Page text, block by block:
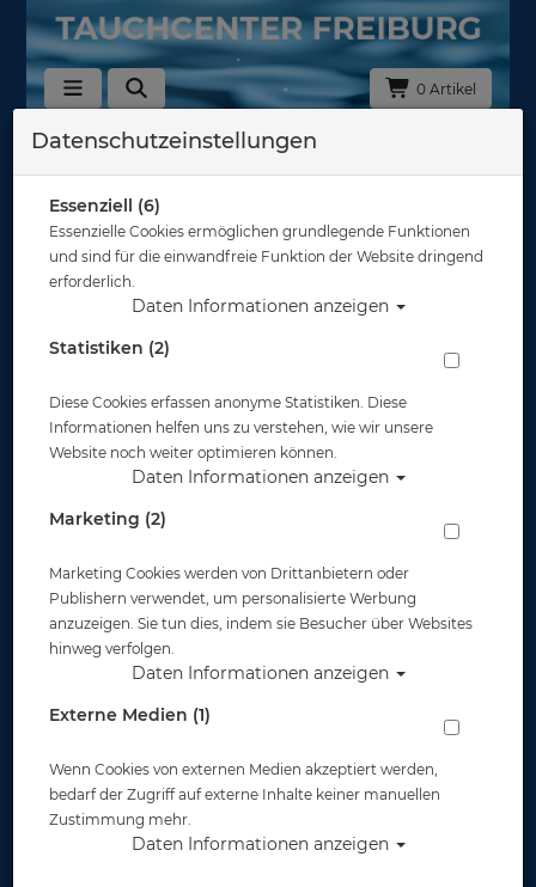
0 Artikel
Zurück
Mares Rash Guard Loose Fit (2017) -
Langarm - Damen #
Artikelnr.: mar-412541master
Datenschutzeinstellungen
Essenziell (6)
Essenzielle Cookies ermöglichen grundlegende Funktionen
und sind für die einwandfreie Funktion der Website dringend
erforderlich.
Daten Informationen anzeigen
Statistiken (2)
Diese Cookies erfassen anonyme Statistiken. Diese
Informationen helfen uns zu verstehen, wie wir unsere
Website noch weiter optimieren können.
Daten Informationen anzeigen
Marketing (2)
Marketing Cookies werden von Drittanbietern oder
Publishern verwendet, um personalisierte Werbung
anzuzeigen. Sie tun dies, indem sie Besucher über Websites
hinweg verfolgen.
Daten Informationen anzeigen
Externe Medien (1)
Wenn Cookies von externen Medien akzeptiert werden,
bedarf der Zugriff auf externe Inhalte keiner manuellen
Zustimmung mehr.
Daten Informationen anzeigen